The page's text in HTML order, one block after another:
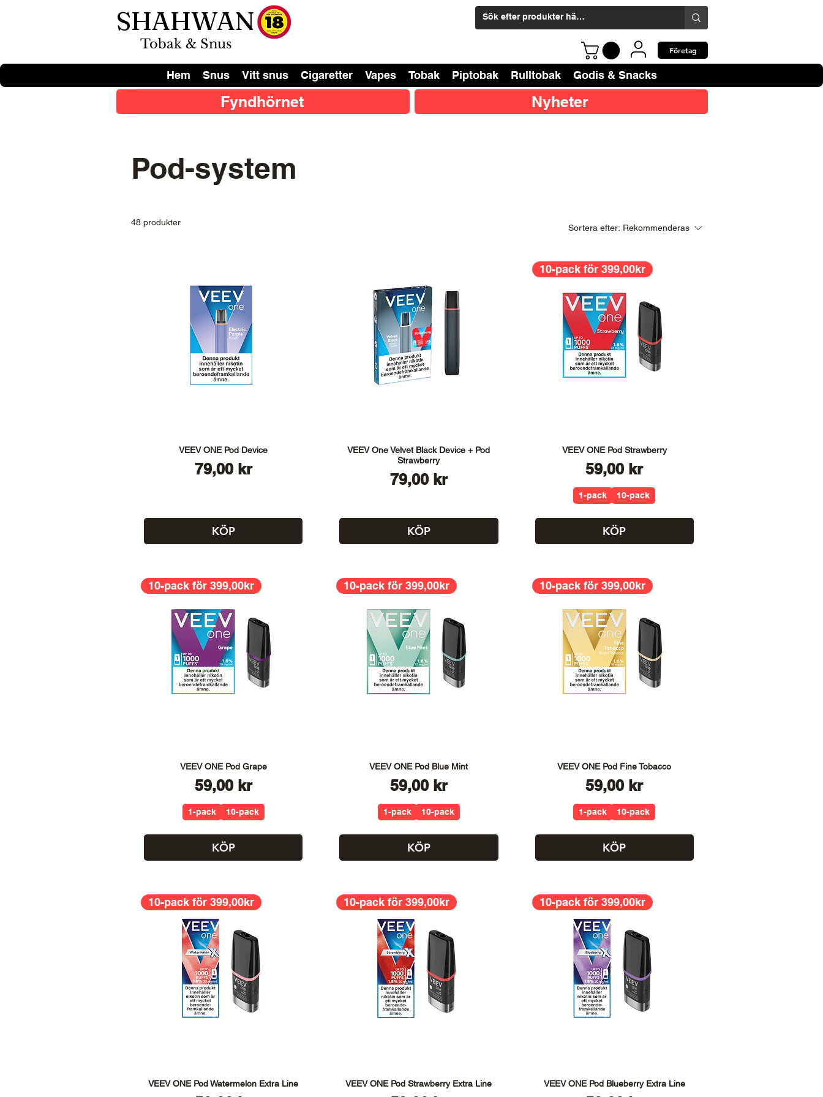
SHAHWAN
Tobak & Snus Företag
Hem Snus Vitt snus Cigaretter Vapes Tobak Piptobak Rulltobak Godis & Snacks
Fyndhörnet Nyheter
Pod-system
48 produkter
Sortera efter: Rekommenderas
VEEV ONE Pod Device
Pris
79,00 kr
KÖP
VEEV One Velvet Black Device + Pod
Strawberry
Pris
79,00 kr
KÖP
10-pack för 399,00kr
VEEV ONE Pod Strawberry
Pris
59,00 kr
1-pack 10-pack
KÖP
10-pack för 399,00kr
VEEV ONE Pod Grape
Pris
59,00 kr
1-pack 10-pack
KÖP
10-pack för 399,00kr
VEEV ONE Pod Blue Mint
Pris
59,00 kr
1-pack 10-pack
KÖP
10-pack för 399,00kr
VEEV ONE Pod Fine Tobacco
Pris
59,00 kr
1-pack 10-pack
KÖP
10-pack för 399,00kr
VEEV ONE Pod Watermelon Extra Line
10-pack för 399,00kr
VEEV ONE Pod Strawberry Extra Line
10-pack för 399,00kr
VEEV ONE Pod Blueberry Extra Line